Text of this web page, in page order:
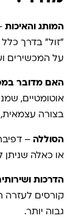
המותג והאיכות
"זול" בדרך
על המכשירים
האם מדובר
אוטומטיים,
בצורה עצמאית,
הסוללה –
או כאלה שניתן
הדרכות
קורסים לעזרה
גבוה יותר.